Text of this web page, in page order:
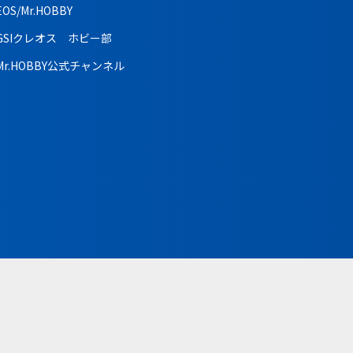
Mr.HOBBY
クレオス ホビー部
公式チャンネル